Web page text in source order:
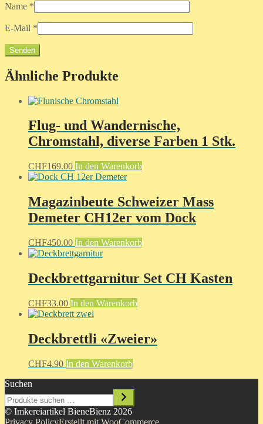
Name *
E-Mail *
Ähnliche Produkte
Flug- und Wandernische,
Chromstahl, diverse Farben 1 Stk.
CHF169.00 In den Warenkorb
Magazinbeute Schweizer Mass
Demeter CH12er vom Dock
CHF450.00 In den Warenkorb
Deckbrettgarnitur Set CH Kasten
CHF33.00 In den Warenkorb
Deckbrettli «Zweier»
CHF4.90 In den Warenkorb
Suchen
© Imkereiartikel BieneBienz 2026
Privacy PolicyErstellt mit WooCommerce